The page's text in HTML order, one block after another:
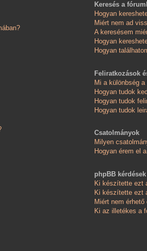
Keresés a
Hogyan
Miért nem ad
A keresésem
Hogyan
Hogyan
Feliratkozások
Mi a különbség
Hogyan tudok
Hogyan tudok
Hogyan tudok
Csatolmányok
Milyen
Hogyan érem el
phpBB kérdések
Ki készítette ezt
Ki készítette ezt
Miért nem
Ki az illetékes a